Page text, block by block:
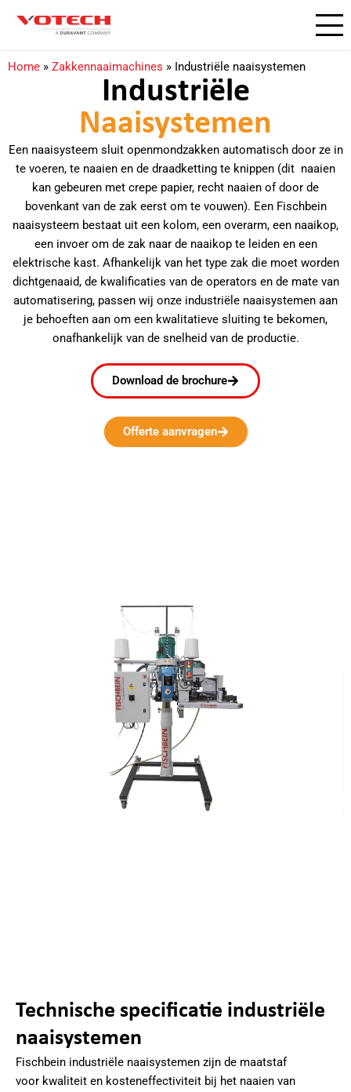
Home » Zakkennaaimachines » Industriële naaisystemen
Naaisystemen​
Een naaisysteem sluit openmondzakken automatisch door ze in
te voeren, te naaien en de draadketting te knippen (dit naaien
kan gebeuren met crepe papier, recht naaien of door de
bovenkant van de zak eerst om te vouwen). Een Fischbein
naaisysteem bestaat uit een kolom, een overarm, een naaikop,
een invoer om de zak naar de naaikop te leiden en een
elektrische kast. Afhankelijk van het type zak die moet worden
dichtgenaaid, de kwalificaties van de operators en de mate van
automatisering, passen wij onze industriële naaisystemen aan
je behoeften aan om een kwalitatieve sluiting te bekomen,
onafhankelijk van de snelheid van de productie.
Download de brochure
Offerte aanvragen
Technische specificatie industriële
naaisystemen
Fischbein industriële naaisystemen zijn de maatstaf
voor kwaliteit en kosteneffectiviteit bij het naaien van